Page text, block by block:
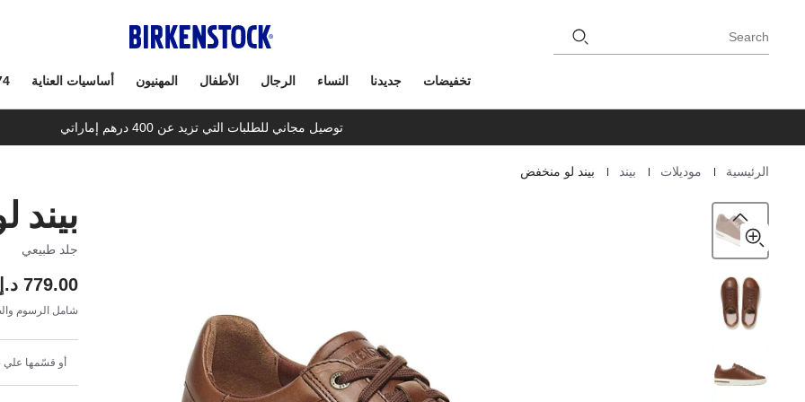
Search
تخفيضات جديدنا النساء الرجال الأطفال المهنيون أساسيات العناية
توصيل مجاني للطلبات التي تزيد عن 400 درهم إماراتي
Homepage الرئيسية موديلات بيند بيند لو منخفض
جلد طبيعي
779.00 د.إ
شامل الرسوم
أو قسّمها علي 4 دفعات شهرية بقيمة 194.75 د.إ